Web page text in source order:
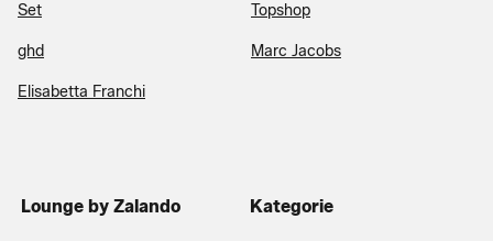
Set Topshop
ghd Marc Jacobs
Elisabetta Franchi
Lounge by Zalando Kategorie